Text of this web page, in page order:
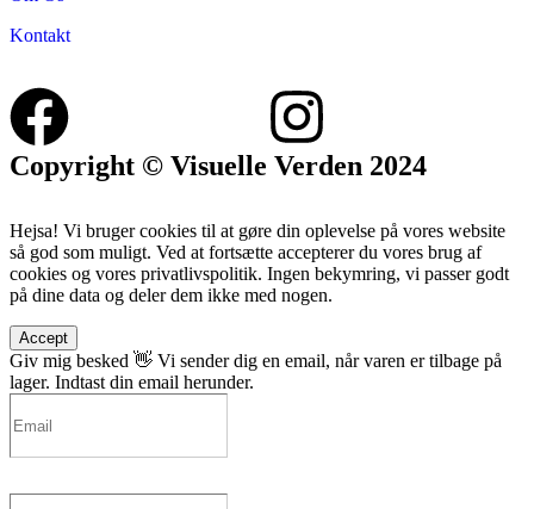
Kontakt
Copyright © Visuelle Verden 2024
Hejsa! Vi bruger cookies til at gøre din oplevelse på vores website
så god som muligt. Ved at fortsætte accepterer du vores brug af
cookies og vores privatlivspolitik. Ingen bekymring, vi passer godt
på dine data og deler dem ikke med nogen.
Accept
Giv mig besked 👋 Vi sender dig en email, når varen er tilbage på
lager. Indtast din email herunder.